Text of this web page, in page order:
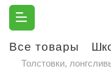
Все товары
Толстовки,